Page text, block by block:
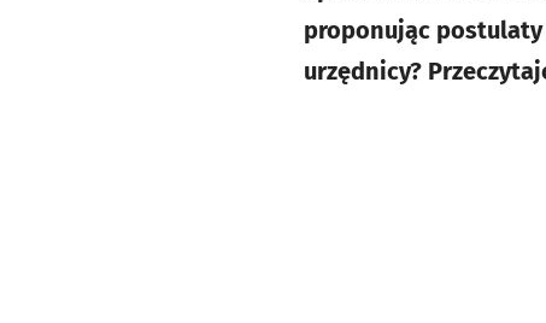
proponując
urzędnicy?